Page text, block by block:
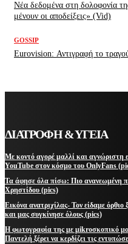
Νέα δεδομένα στη δολοφονία
μένουν οι αποδείξεις» (Vid)
GOSSIP
Eurovision: Αντιγραφή το
ΔΙΑΤΡΟΦΗ & ΥΓΕΙΑ
Με κοντό αγορέ μαλλί και
YouTube στον κόσμο του OnlyFans
Τα άφησε όλα πίσω: Πιο ανανεωμένη
Χρηστίδου (pics)
Εικόνα ανατριχίλας- Τον είδαμε
και μας συγκίνησε όλους (pics)
Η φωτογραφία της με μikroσκοπικό
Παντελή ξέρει να κερδίζει τις